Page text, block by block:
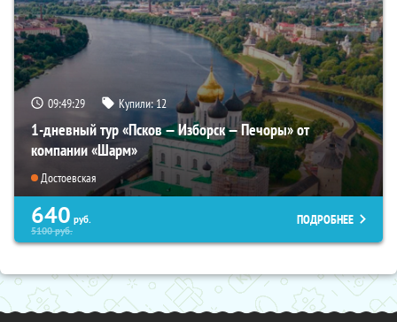
09:49:27 Купили:12
1-дневный тур «Псков — Изборск — Печоры» от
компании «Шарм»
Достоевская
640 руб.
5100руб.
ПОДРОБНЕЕ